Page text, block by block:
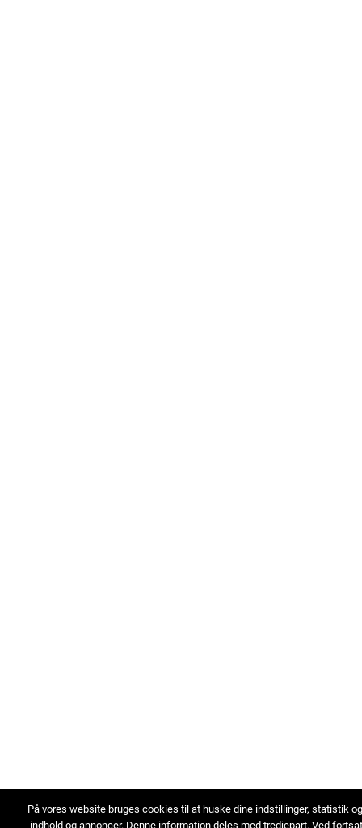
På vores website bruges cookies til at huske dine indstillinger, statistik
indhold og annoncer. Denne information deles med tredjepart. Ved